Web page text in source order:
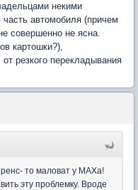
некими
автомобиля (причем
совершенно не ясна.
картошки?),
резкого перекладывания
то маловат у MAXa!
эту проблемку. Вроде